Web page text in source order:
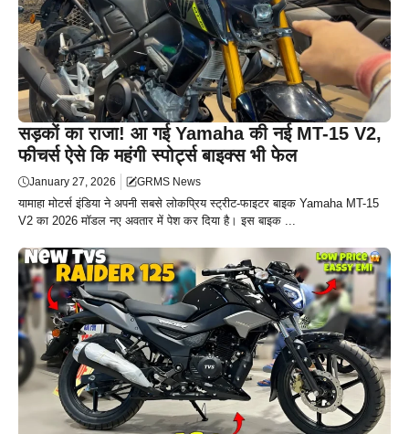
सड़कों का राजा! आ गई Yamaha की नई MT-15 V2,
फीचर्स ऐसे कि महंगी स्पोर्ट्स बाइक्स भी फेल
January 27, 2026 GRMS News
यामाहा मोटर्स इंडिया ने अपनी सबसे लोकप्रिय स्ट्रीट-फाइटर बाइक Yamaha MT-15
V2 का 2026 मॉडल नए अवतार में पेश कर दिया है। इस बाइक ...